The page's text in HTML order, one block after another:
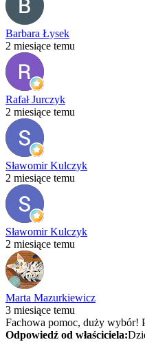
Barbara Łysek
2 miesiące temu
Rafał Jurczyk
2 miesiące temu
Sławomir Kulczyk
2 miesiące temu
Sławomir Kulczyk
2 miesiące temu
Marta Mazurkiewicz
3 miesiące temu
Fachowa pomoc, duży wybór!
Odpowiedź od właściciela: